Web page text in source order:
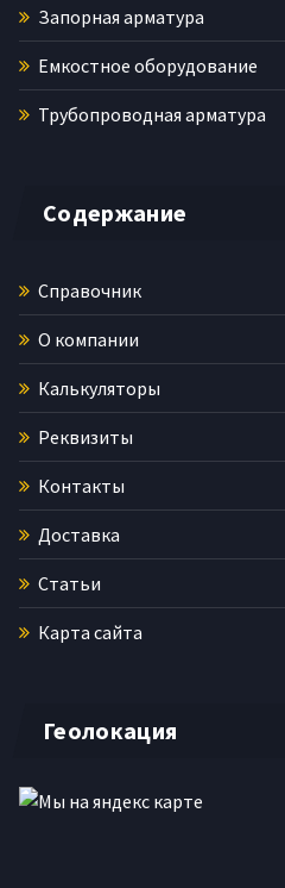
Запорная арматура
Емкостное оборудование
Трубопроводная арматура
Содержание
Справочник
О компании
Калькуляторы
Реквизиты
Контакты
Доставка
Статьи
Карта сайта
Геолокация